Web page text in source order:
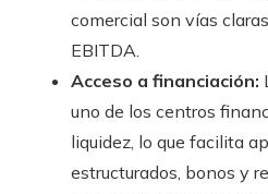
comercial son vías
EBITDA.
Acceso a financiación:
uno de los centros
liquidez, lo que facilita
estructurados, bonos y